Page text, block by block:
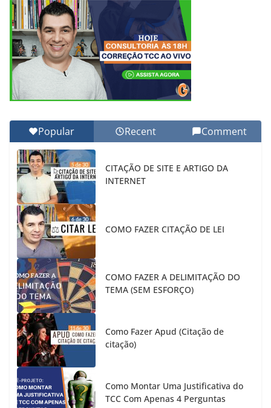
Popular Recent Comment
CITAÇÃO DE SITE E ARTIGO DA
INTERNET
COMO FAZER CITAÇÃO DE LEI
COMO FAZER A DELIMITAÇÃO DO
TEMA (SEM ESFORÇO)
Como Fazer Apud (Citação de
citação)
Como Montar Uma Justificativa do
TCC Com Apenas 4 Perguntas